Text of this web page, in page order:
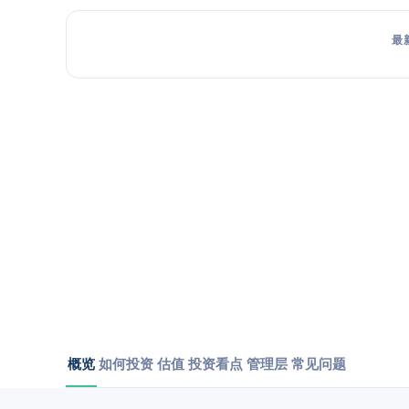
最
概览 如何投资 估值 投资看点 管理层 常见问题